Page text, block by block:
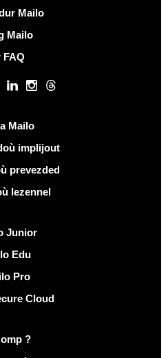
Mailo
Mailo
FAQ
LinkedInInstagram
Threads
Mailo
implijout
prevezded
lezennel
Junior
Edu
Pro
Cloud
?